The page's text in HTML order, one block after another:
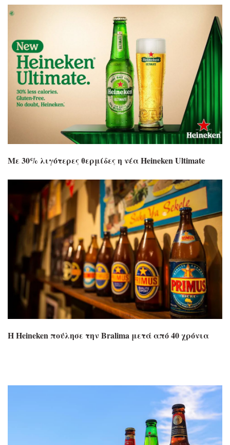
Με 30% λιγότερες θερμίδες η νέα Heineken Ultimate
Η Heineken πούλησε την Bralima μετά από 40 χρόνια